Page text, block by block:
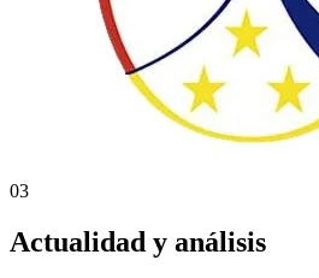
03
Actualidad y análisis